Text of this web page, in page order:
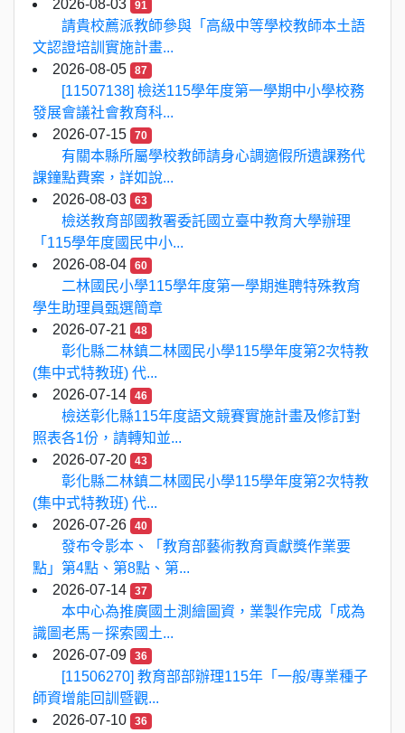
2026-08-03 91
請貴校薦派教師參與「高級中等學校教師本土語
文認證培訓實施計畫...
2026-08-05
87
[11507138] 檢送115學年度第一學期中小學校務
發展會議社會教育科...
2026-07-15
70
有關本縣所屬學校教師請身心調適假所遺課務代
課鐘點費案，詳如說...
2026-08-03
63
檢送教育部國教署委託國立臺中教育大學辦理
「115學年度國民中小...
2026-08-04
60
二林國民小學115學年度第一學期進聘特殊教育
學生助理員甄選簡章
2026-07-21
48
彰化縣二林鎮二林國民小學115學年度第2次特教
(集中式特教班) 代...
2026-07-14
46
檢送彰化縣115年度語文競賽實施計畫及修訂對
照表各1份，請轉知並...
2026-07-20
43
彰化縣二林鎮二林國民小學115學年度第2次特教
(集中式特教班) 代...
2026-07-26
40
發布令影本、「教育部藝術教育貢獻獎作業要
點」第4點、第8點、第...
2026-07-14
37
本中心為推廣國土測繪圖資，業製作完成「成為
識圖老馬－探索國土...
2026-07-09
36
[11506270] 教育部部辦理115年「一般/專業種子
師資增能回訓暨觀...
2026-07-10
36